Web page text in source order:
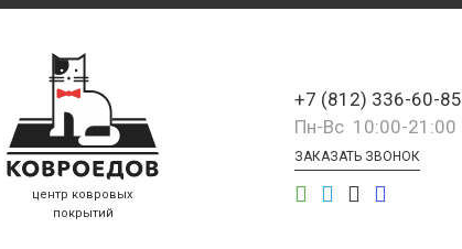
центр ковровых
покрытий
+7 (812) 336-60-85
Пн-Вс 10:00-21:00
ЗАКАЗАТЬ ЗВОНОК